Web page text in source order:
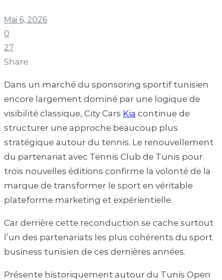
Mai 6, 2026
0
27
Share
Dans un marché du sponsoring sportif tunisien
encore largement dominé par une logique de
visibilité classique, City Cars Kia continue de
structurer une approche beaucoup plus
stratégique autour du tennis. Le renouvellement
du partenariat avec Tennis Club de Tunis pour
trois nouvelles éditions confirme la volonté de la
marque de transformer le sport en véritable
plateforme marketing et expérientielle.
Car derrière cette reconduction se cache surtout
l’un des partenariats les plus cohérents du sport
business tunisien de ces dernières années.
Présente historiquement autour du Tunis Open